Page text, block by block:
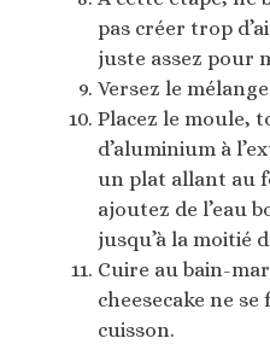
pas créer trop
juste assez pour
Versez le
Placez le moule,
d’aluminium à
un plat allant au
ajoutez de l’eau
jusqu’à la moitié
Cuire au bain-
cheesecake ne
cuisson.